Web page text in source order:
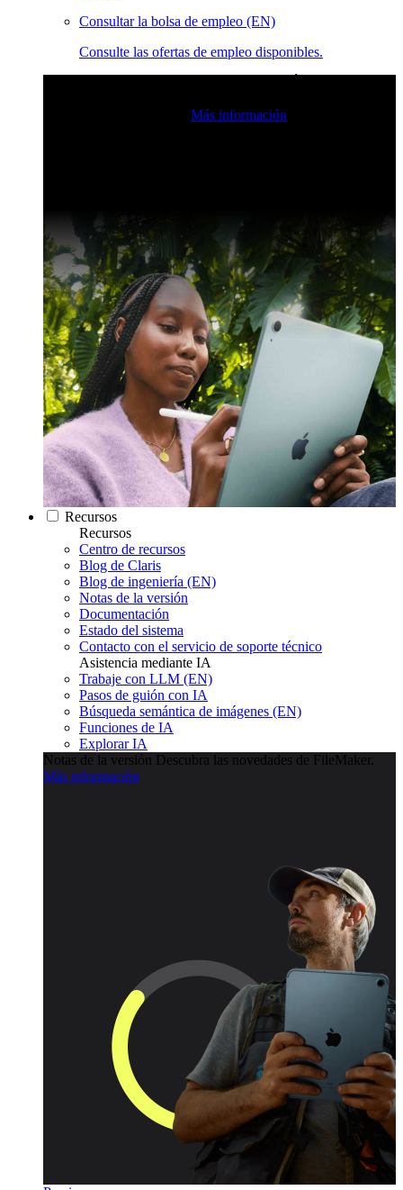
Consultar la bolsa de empleo (EN)
Consulte las ofertas de empleo disponibles.
Más información
Recursos
Recursos
Centro de recursos
Blog de Claris
Blog de ingeniería (EN)
Notas de la versión
Documentación
Estado del sistema
Contacto con el servicio de soporte técnico
Asistencia mediante IA
Trabaje con LLM (EN)
Pasos de guión con IA
Búsqueda semántica de imágenes (EN)
Funciones de IA
Explorar IA
Notas de la versión Descubra las novedades de FileMaker.
Más información